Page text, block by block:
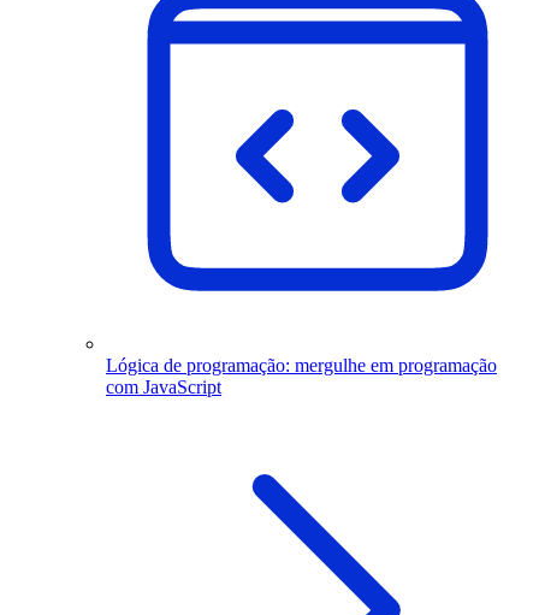
Lógica de programação: mergulhe em programação
com JavaScript